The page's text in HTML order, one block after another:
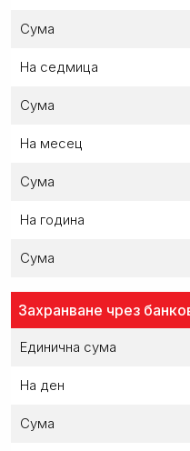
Сума
На седмица
Сума
На месец
Сума
На година
Сума
Захранване чрез
Единична сума
На ден
Сума